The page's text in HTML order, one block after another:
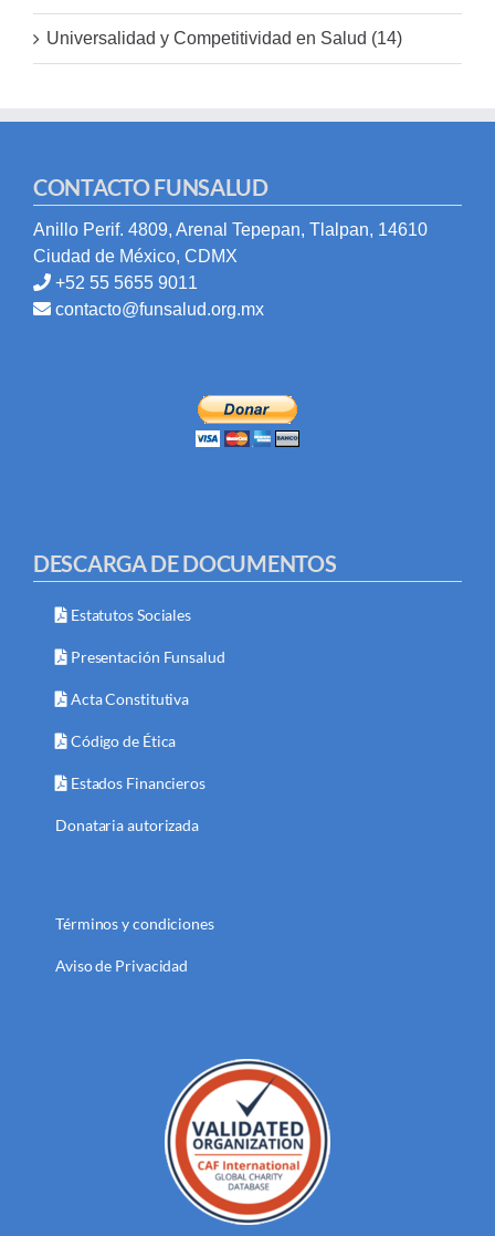
Universalidad y Competitividad en Salud (14)
CONTACTO FUNSALUD
Anillo Perif. 4809, Arenal Tepepan, Tlalpan, 14610
Ciudad de México, CDMX
+52 55 5655 9011
contacto@funsalud.org.mx
DESCARGA DE DOCUMENTOS
Estatutos Sociales
Presentación Funsalud
Acta Constitutiva
Código de Ética
Estados Financieros
Donataria autorizada
Términos y condiciones
Aviso de Privacidad